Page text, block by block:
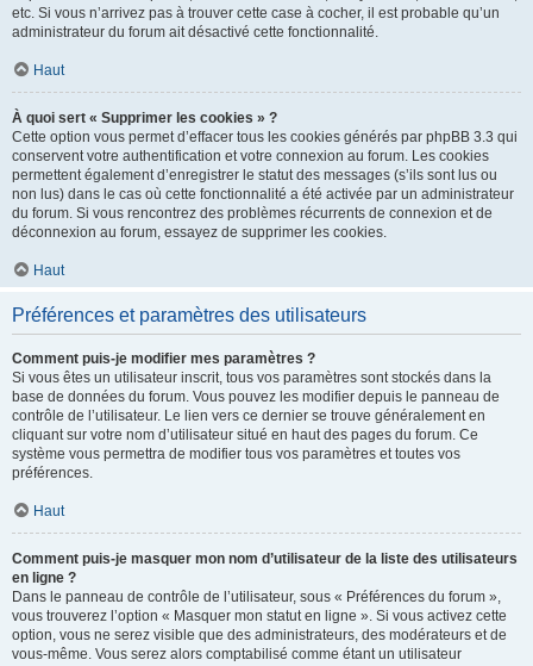
etc. Si vous n’arrivez pas à trouver cette case à cocher, il est probable qu’un
administrateur du forum ait désactivé cette fonctionnalité.
Haut
À quoi sert « Supprimer les cookies » ?
Cette option vous permet d’effacer tous les cookies générés par phpBB 3.3 qui
conservent votre authentification et votre connexion au forum. Les cookies
permettent également d’enregistrer le statut des messages (s’ils sont lus ou
non lus) dans le cas où cette fonctionnalité a été activée par un administrateur
du forum. Si vous rencontrez des problèmes récurrents de connexion et de
déconnexion au forum, essayez de supprimer les cookies.
Haut
Préférences et paramètres des utilisateurs
Comment puis-je modifier mes paramètres ?
Si vous êtes un utilisateur inscrit, tous vos paramètres sont stockés dans la
base de données du forum. Vous pouvez les modifier depuis le panneau de
contrôle de l’utilisateur. Le lien vers ce dernier se trouve généralement en
cliquant sur votre nom d’utilisateur situé en haut des pages du forum. Ce
système vous permettra de modifier tous vos paramètres et toutes vos
préférences.
Haut
Comment puis-je masquer mon nom d’utilisateur de la liste des utilisateurs
en ligne ?
Dans le panneau de contrôle de l’utilisateur, sous « Préférences du forum »,
vous trouverez l’option « Masquer mon statut en ligne ». Si vous activez cette
option, vous ne serez visible que des administrateurs, des modérateurs et de
vous-même. Vous serez alors comptabilisé comme étant un utilisateur